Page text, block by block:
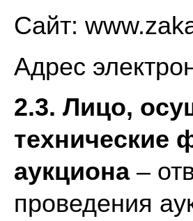
Сайт:
Адрес
2.3. Лицо,
технические
аукциона–
проведения